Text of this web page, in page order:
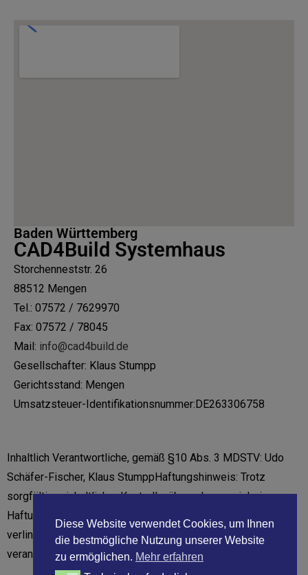
Baden Württemberg
CAD4Build Systemhaus
Storchenneststr. 26
88512 Mengen
Tel.: 07572 / 7629970
Fax: 07572 / 78045
Mail: info@cad4build.de
Gesellschafter: Klaus Stumpp
Gerichtsstand: Mengen
Umsatzsteuer-Identifikationsnummer:DE263306758
Inhaltlich Verantwortliche, gemäß §10 Abs. 3 MDSTV: Udo
Schäfer-Fischer, Klaus StumppHaftungshinweis: Trotz
sorgfältiger inhaltlicher Kontrolle, übernehmen wir keine
Haftung für die Inhalte externer Links.
verlinkten Seiten sind ausschließlich deren Betreiber
verantwortlich. Unsere AGB`s finden Sie hier:
Diese Website verwendet Cookies, um Ihnen
die bestmögliche Nutzung unserer Website
zu ermöglichen. Mehr erfahren